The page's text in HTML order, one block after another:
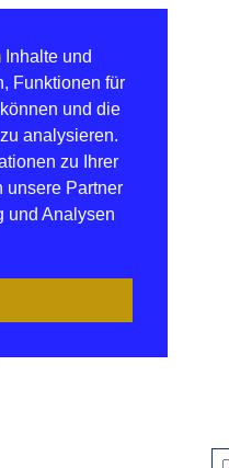
und
Funktionen für
und die
analysieren.
zu Ihrer
unsere Partner
und Analysen